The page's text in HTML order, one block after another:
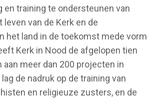
en training te ondersteunen van
leven van de Kerk en de
het land in de toekomst mede vorm
Kerk in Nood de afgelopen tien
aan meer dan 200 projecten in
de nadruk op de training van
en religieuze zusters, en de